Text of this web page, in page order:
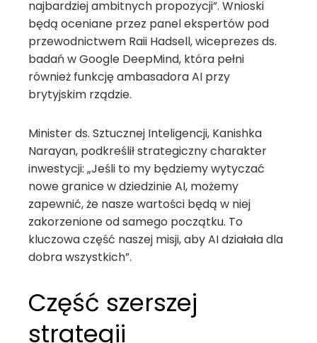
najbardziej ambitnych propozycji”. Wnioski
będą oceniane przez panel ekspertów pod
przewodnictwem Raii Hadsell, wiceprezes ds.
badań w Google DeepMind, która pełni
również funkcję ambasadora AI przy
brytyjskim rządzie.
Minister ds. Sztucznej Inteligencji, Kanishka
Narayan, podkreślił strategiczny charakter
inwestycji: „Jeśli to my będziemy wytyczać
nowe granice w dziedzinie AI, możemy
zapewnić, że nasze wartości będą w niej
zakorzenione od samego początku. To
kluczowa część naszej misji, aby AI działała dla
dobra wszystkich”.
Część szerszej
strategii